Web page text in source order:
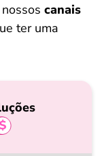
canais
ter uma